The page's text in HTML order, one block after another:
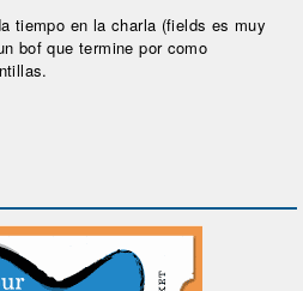
tiempo en la charla (fields es muy
bof que termine por como